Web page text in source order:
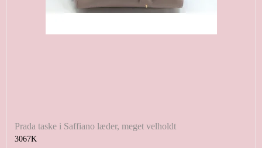
Prada taske i Saffiano læder, meget velholdt
3067K